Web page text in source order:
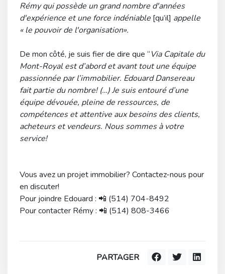
Rémy qui possède un grand nombre d'années
d'expérience et une force indéniable [qu’il] appelle
« le pouvoir de l'organisation».
De mon côté, je suis fier de dire que “Via Capitale du
Mont-Royal est d’abord et avant tout une équipe
passionnée par l’immobilier. Edouard Dansereau
fait partie du nombre! (…) Je suis entouré d’une
équipe dévouée, pleine de ressources, de
compétences et attentive aux besoins des clients,
acheteurs et vendeurs. Nous sommes à votre
service!
Vous avez un projet immobilier? Contactez-nous pour
en discuter!
Pour joindre Edouard : 📲 (514) 704-8492
Pour contacter Rémy : 📲 (514) 808-3466
PARTAGER